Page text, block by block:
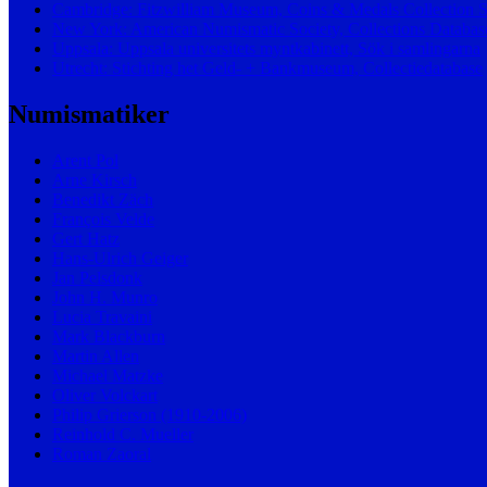
Cambridge: Fitzwilliam Museum, Coins & Medals Collection
New York: American Numismatic Society, Collections
Uppsala: Uppsala universitets myntkabinett, Sök i samlingarna
Utrecht: Stichting het Geld- + Bankmuseum, Collectiedatabase
Numismatiker
Arent Pol
Arne Kirsch
Benedikt Zäch
François Velde
Gert Hatz
Hans-Ulrich Geiger
Jan Pelsdonk
John H. Munro
Lucia Travaini
Mark Blackburn
Martin Allen
Michael Matzke
Oliver Volckart
Philip Grierson (1910-2006)
Reinhold C. Mueller
Roman Zaoral